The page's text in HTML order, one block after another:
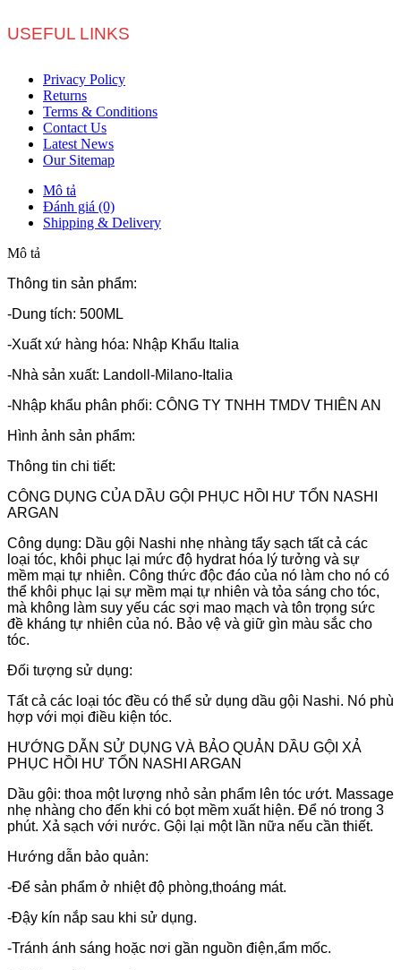
USEFUL LINKS
Privacy Policy
Returns
Terms & Conditions
Contact Us
Latest News
Our Sitemap
Mô tả
Đánh giá (0)
Shipping & Delivery
Mô tả
Thông tin sản phẩm:
-Dung tích: 500ML
-Xuất xứ hàng hóa: Nhập Khẩu Italia
-Nhà sản xuất: Landoll-Milano-Italia
-Nhập khẩu phân phối: CÔNG TY TNHH TMDV THIÊN AN
Hình ảnh sản phẩm:
Thông tin chi tiết:
CÔNG DỤNG CỦA DẦU GỘI PHỤC HỒI HƯ TỔN NASHI
ARGAN
Công dụng: Dầu gội Nashi nhẹ nhàng tẩy sạch tất cả các
loại tóc, khôi phục lại mức độ hydrat hóa lý tưởng và sự
mềm mại tự nhiên. Công thức độc đáo của nó làm cho nó có
thể khôi phục lại sự mềm mại tự nhiên và tỏa sáng cho tóc,
mà không làm suy yếu các sợi mao mạch và tôn trọng sức
đề kháng tự nhiên của nó. Bảo vệ và giữ gìn màu sắc cho
tóc.
Đối tượng sử dụng:
Tất cả các loại tóc đều có thể sử dụng dầu gội Nashi. Nó phù
hợp với mọi điều kiện tóc.
HƯỚNG DẪN SỬ DỤNG VÀ BẢO QUẢN DẦU GỘI XẢ
PHỤC HỒI HƯ TỔN NASHI ARGAN
Dầu gội: thoa một lượng nhỏ sản phẩm lên tóc ướt. Massage
nhẹ nhàng cho đến khi có bọt mềm xuất hiện. Để nó trong 3
phút. Xả sạch với nước. Gội lại một lần nữa nếu cần thiết.
Hướng dẫn bảo quản:
-Để sản phẩm ở nhiệt độ phòng,thoáng mát.
-Đậy kín nắp sau khi sử dụng.
-Tránh ánh sáng hoặc nơi gần nguồn điện,ẩm mốc.